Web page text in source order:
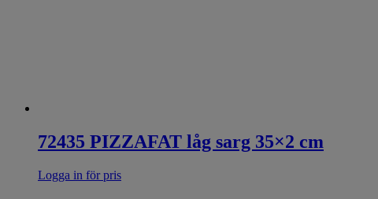
72435 PIZZAFAT låg sarg 35×2 cm
Logga in för pris